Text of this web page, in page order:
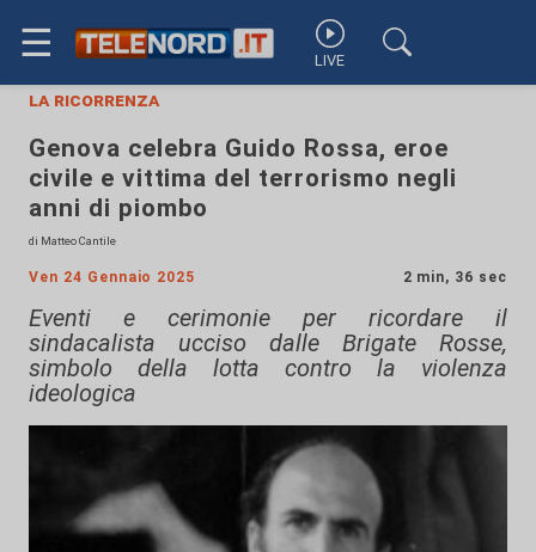
☰ LIVE
la ricorrenza
Genova celebra Guido Rossa, eroe
civile e vittima del terrorismo negli
anni di piombo
di Matteo Cantile
Ven 24 Gennaio 2025 2 min, 36 sec
Eventi e cerimonie per ricordare il
sindacalista ucciso dalle Brigate Rosse,
simbolo della lotta contro la violenza
ideologica